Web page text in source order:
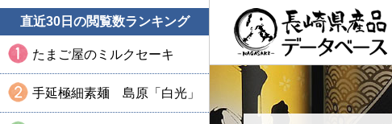
直近30日の閲覧数ランキング
たまご屋のミルクセーキ
手延極細素麺 島原「白光」